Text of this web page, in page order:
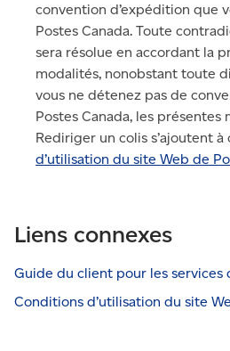
convention d’expédition que
Postes Canada. Toute
sera résolue en accordant la
modalités, nonobstant toute
vous ne détenez pas de
Postes Canada, les présentes
Rediriger un colis s’ajoutent à
d’utilisation du site Web de
Liens connexes
Guide du client pour les services
Conditions d’utilisation du site